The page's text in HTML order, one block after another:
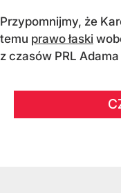
Przypomnijmy, że
temu prawo łaski
z czasów PRL